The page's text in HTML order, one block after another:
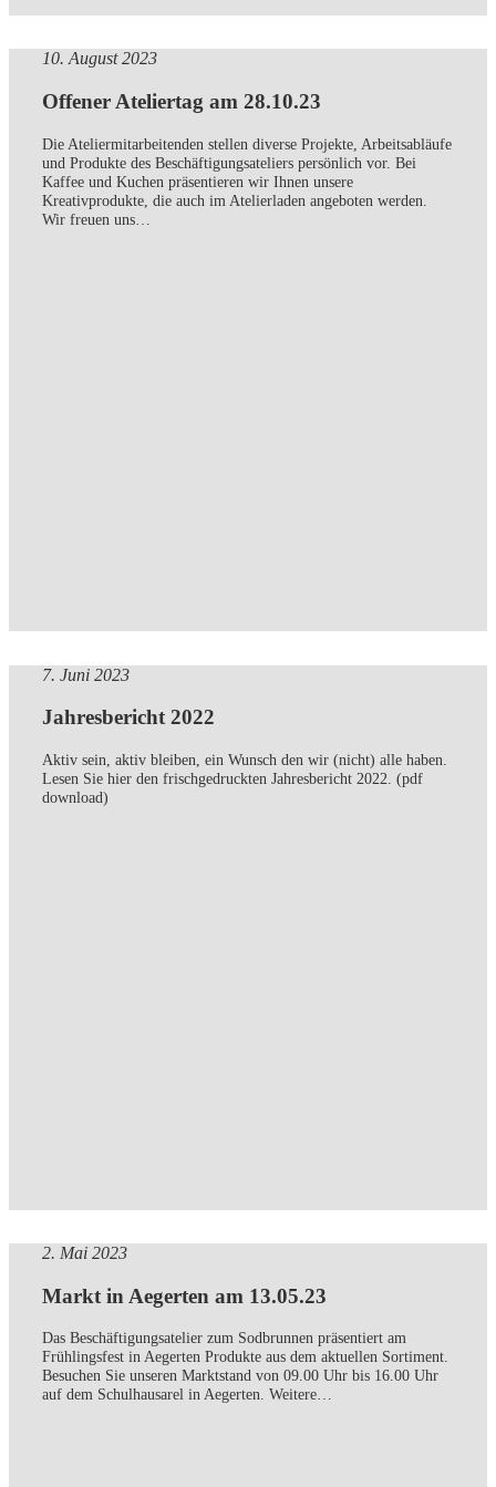
10. August 2023
Offener Ateliertag am 28.10.23
Die Ateliermitarbeitenden stellen diverse Projekte, Arbeitsabläufe
und Produkte des Beschäftigungsateliers persönlich vor. Bei
Kaffee und Kuchen präsentieren wir Ihnen unsere
Kreativprodukte, die auch im Atelierladen angeboten werden.
Wir freuen uns…
7. Juni 2023
Jahresbericht 2022
Aktiv sein, aktiv bleiben, ein Wunsch den wir (nicht) alle haben.
Lesen Sie hier den frischgedruckten Jahresbericht 2022. (pdf
download)
2. Mai 2023
Markt in Aegerten am 13.05.23
Das Beschäftigungsatelier zum Sodbrunnen präsentiert am
Frühlingsfest in Aegerten Produkte aus dem aktuellen Sortiment.
Besuchen Sie unseren Marktstand von 09.00 Uhr bis 16.00 Uhr
auf dem Schulhausarel in Aegerten. Weitere…